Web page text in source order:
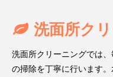
洗面所ク
洗面所クリーニングでは
の掃除を丁寧に行います。